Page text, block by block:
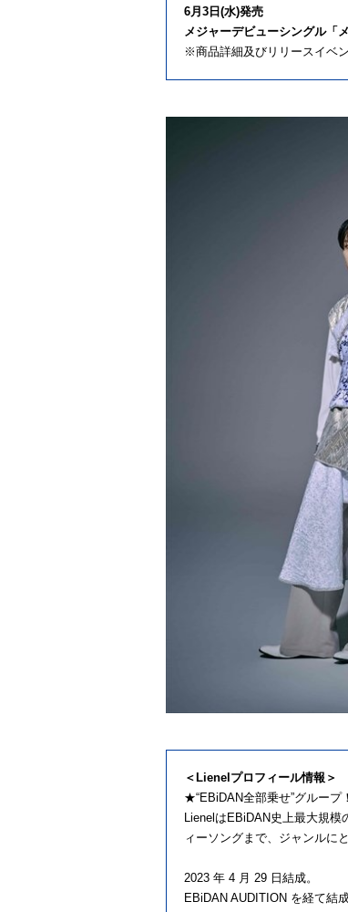
6月3日(水)発売
メジャーデビューシングル「
※商品詳細及びリリースイベ
＜Lienelプロフィール情報＞
★“EBiDAN全部乗せ”グループ！
LienelはEBiDAN史上最大規
ィーソングまで、ジャンルに
2023 年 4 月 29 日結成。
EBiDAN AUDITION を経て結